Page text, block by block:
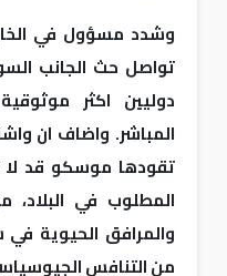
وشدد مسؤول في
تواصل حث الجانب
دوليين اكثر
المباشر. واضاف ان
تقودها موسكو قد لا
المطلوب في البلاد،
والمرافق الحيوية
من التنافس